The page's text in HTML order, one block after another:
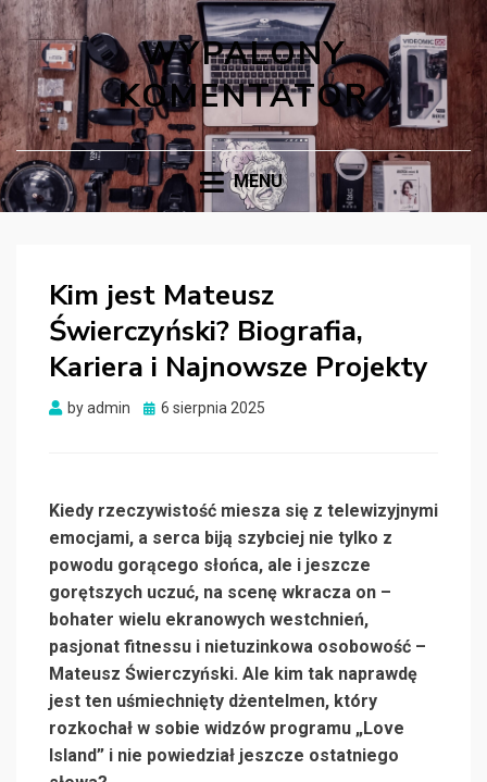
WYPALONY
KOMENTATOR
MENU
Kim jest Mateusz
Świerczyński? Biografia,
Kariera i Najnowsze Projekty
byadmin
Posted
6 sierpnia 2025
Kiedy rzeczywistość miesza się z telewizyjnymi
emocjami, a serca biją szybciej nie tylko z
powodu gorącego słońca, ale i jeszcze
gorętszych uczuć, na scenę wkracza on –
bohater wielu ekranowych westchnień,
pasjonat fitnessu i nietuzinkowa osobowość –
Mateusz Świerczyński. Ale kim tak naprawdę
jest ten uśmiechnięty dżentelmen, który
rozkochał w sobie widzów programu „Love
Island” i nie powiedział jeszcze ostatniego